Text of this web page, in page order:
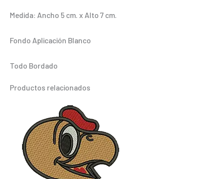
Medida: Ancho 5 cm. x Alto 7 cm.
Fondo Aplicación Blanco
Todo Bordado
Productos relacionados